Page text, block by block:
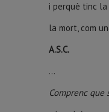
i perquè tinc
la mort, com
A.S.C.
...
Comprenc que